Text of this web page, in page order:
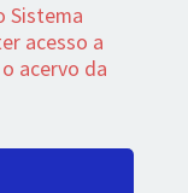
Sistema
acesso a
acervo da